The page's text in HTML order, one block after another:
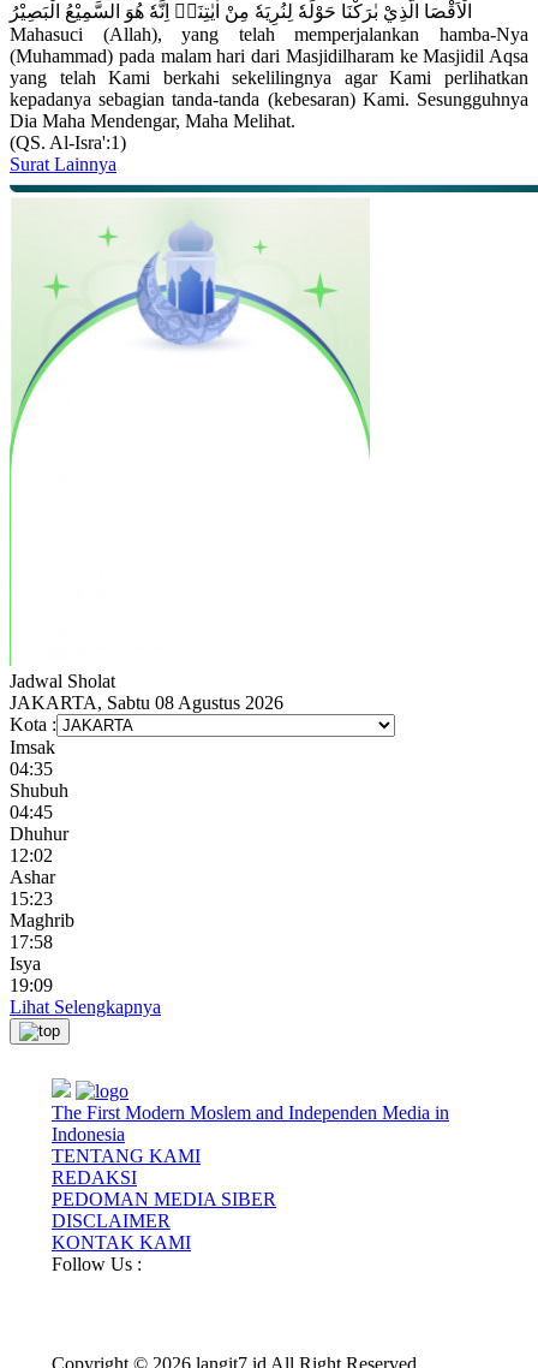
الْاَقْصَا الَّذِيْ بٰرَكْنَا حَوْلَهٗ لِنُرِيَهٗ مِنْ اٰيٰتِنَاۗ اِنَّهٗ هُوَ السَّمِيْعُ الْبَصِيْرُ
Mahasuci (Allah), yang telah memperjalankan hamba-Nya
(Muhammad) pada malam hari dari Masjidilharam ke Masjidil Aqsa
yang telah Kami berkahi sekelilingnya agar Kami perlihatkan
kepadanya sebagian tanda-tanda (kebesaran) Kami. Sesungguhnya
Dia Maha Mendengar, Maha Melihat.
(QS. Al-Isra':1)
Surat Lainnya
Jadwal Sholat
JAKARTA, Sabtu 08 Agustus 2026
Kota :
Imsak
04:35
Shubuh
04:45
Dhuhur
12:02
Ashar
15:23
Maghrib
17:58
Isya
19:09
Lihat Selengkapnya
The First Modern Moslem and Independen Media in
Indonesia
TENTANG KAMI
REDAKSI
PEDOMAN MEDIA SIBER
DISCLAIMER
KONTAK KAMI
Follow Us :